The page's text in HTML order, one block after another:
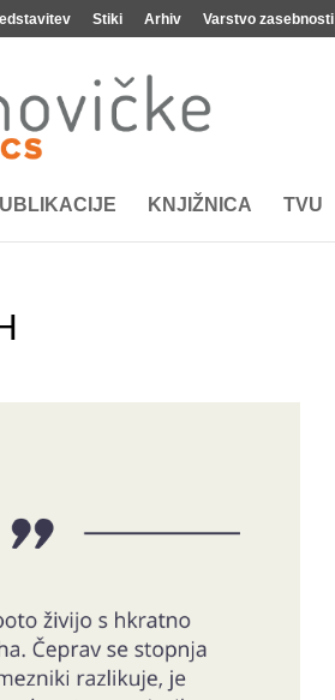
Stiki Arhiv Varstvo zasebnosti
KNJIŽNICA TVU